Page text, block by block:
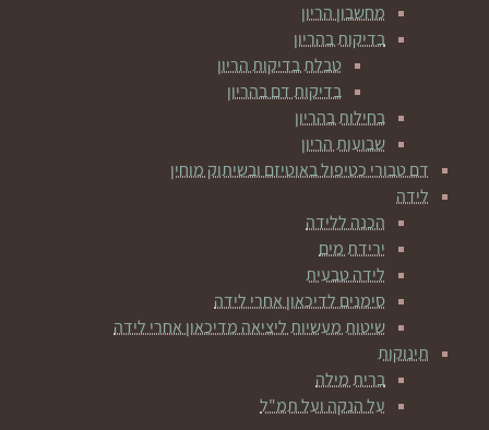
מחשבון הריון
בדיקות בהריון
טבלת בדיקות הריון
בדיקות דם בהריון
בחילות בהריון
שבועות הריון
דם טבורי כטיפול באוטיזם ובשיתוק מוחין
לידה
הכנה ללידה
ירידת מים
לידה טבעית
סימנים לדיכאון אחרי לידה
שיטות מעשיות ליציאה מדיכאון אחרי לידה
תינוקות
ברית מילה
על הנקה ועל תמ"ל